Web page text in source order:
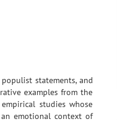
statements, and
examples from the
studies whose
emotional context of